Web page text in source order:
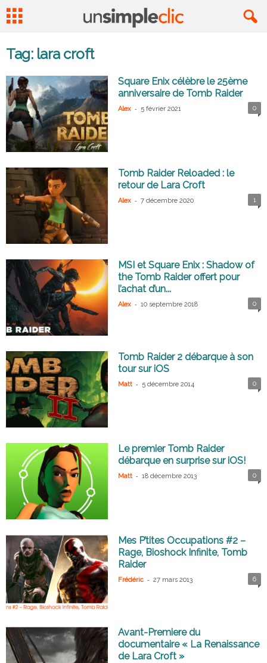
Tag: lara croft
Square Enix célèbre le 25ème
anniversaire de Tomb Raider
Alex - 5 février 2021 0
Tomb Raider Reloaded : le
retour de Lara Croft
Alex - 7 décembre 2020 1
MSI et Square Enix : Shadow of
the Tomb Raider offert pour
l’achat d’un...
Alex - 10 septembre 2018 0
Tomb Raider 2 débarque à son
tour sur iOS
Matt - 5 décembre 2014 0
Le premier Tomb Raider
débarque en surprise sur iOS!
Matt - 18 décembre 2013 0
Mes P’tites Occupations #2 –
Rage, Bioshock Infinite, Tomb
Raider
Frédéric - 27 mars 2013 6
Avant-Premiere du
documentaire « La Renaissance
de Lara Croft »